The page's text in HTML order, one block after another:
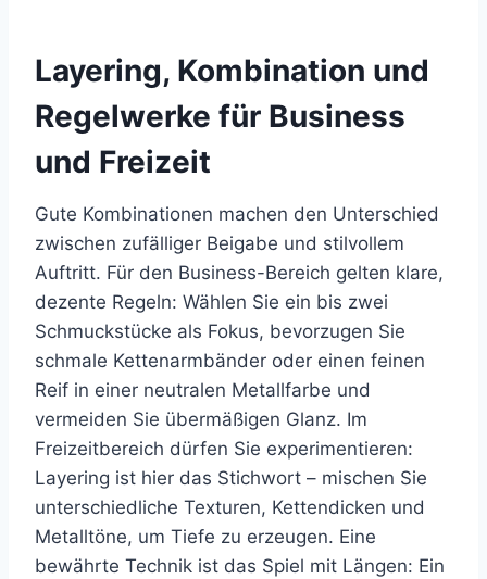
Layering, Kombination und
Regelwerke für Business
und Freizeit
Gute Kombinationen machen den Unterschied
zwischen zufälliger Beigabe und stilvollem
Auftritt. Für den Business-Bereich gelten klare,
dezente Regeln: Wählen Sie ein bis zwei
Schmuckstücke als Fokus, bevorzugen Sie
schmale Kettenarmbänder oder einen feinen
Reif in einer neutralen Metallfarbe und
vermeiden Sie übermäßigen Glanz. Im
Freizeitbereich dürfen Sie experimentieren:
Layering ist hier das Stichwort – mischen Sie
unterschiedliche Texturen, Kettendicken und
Metalltöne, um Tiefe zu erzeugen. Eine
bewährte Technik ist das Spiel mit Längen: Ein